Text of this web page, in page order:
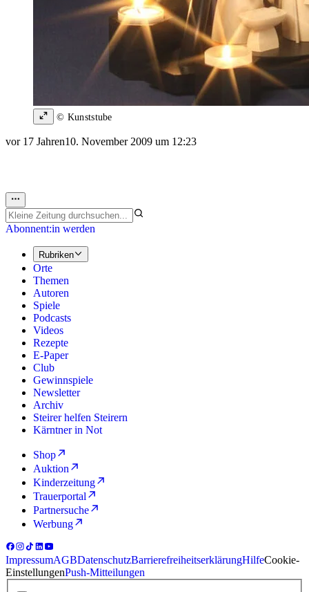
© Kunststube
vor 17 Jahren10. November 2009 um 12:23
Abonnent:in werden
Rubriken
Orte
Themen
Autoren
Spiele
Podcasts
Videos
Rezepte
E-Paper
Club
Gewinnspiele
Newsletter
Archiv
Steirer helfen Steirern
Kärntner in Not
Shop
Auktion
Kinderzeitung
Trauerportal
Partnersuche
Werbung
ImpressumAGBDatenschutzBarrierefreiheitserklärungHilfeCookie-
EinstellungenPush-Mitteilungen